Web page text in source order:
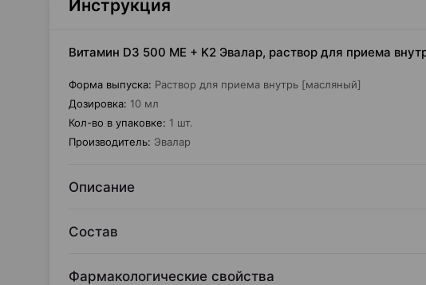
Инструкция
Витамин D3 500 ME + K2 Эвалар, раствор для приема
Форма выпуска: Раствор для приема внутрь [масляный]
Дозировка: 10 мл
Кол-во в упаковке: 1 шт.
Производитель: Эвалар
Описание
Состав
Фармакологические свойства